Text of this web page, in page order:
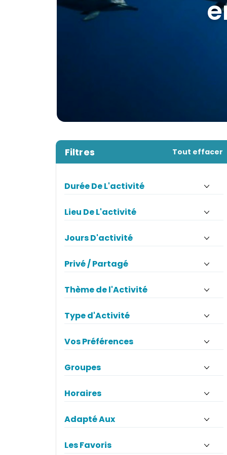
les
Filtres Tout effacer
Durée De L'activité
Lieu De L'activité
Jours D'activité
Privé / Partagé
Thème de l'Activité
Type d'Activité
Vos Préférences
Groupes
Horaires
Adapté Aux
Les Favoris